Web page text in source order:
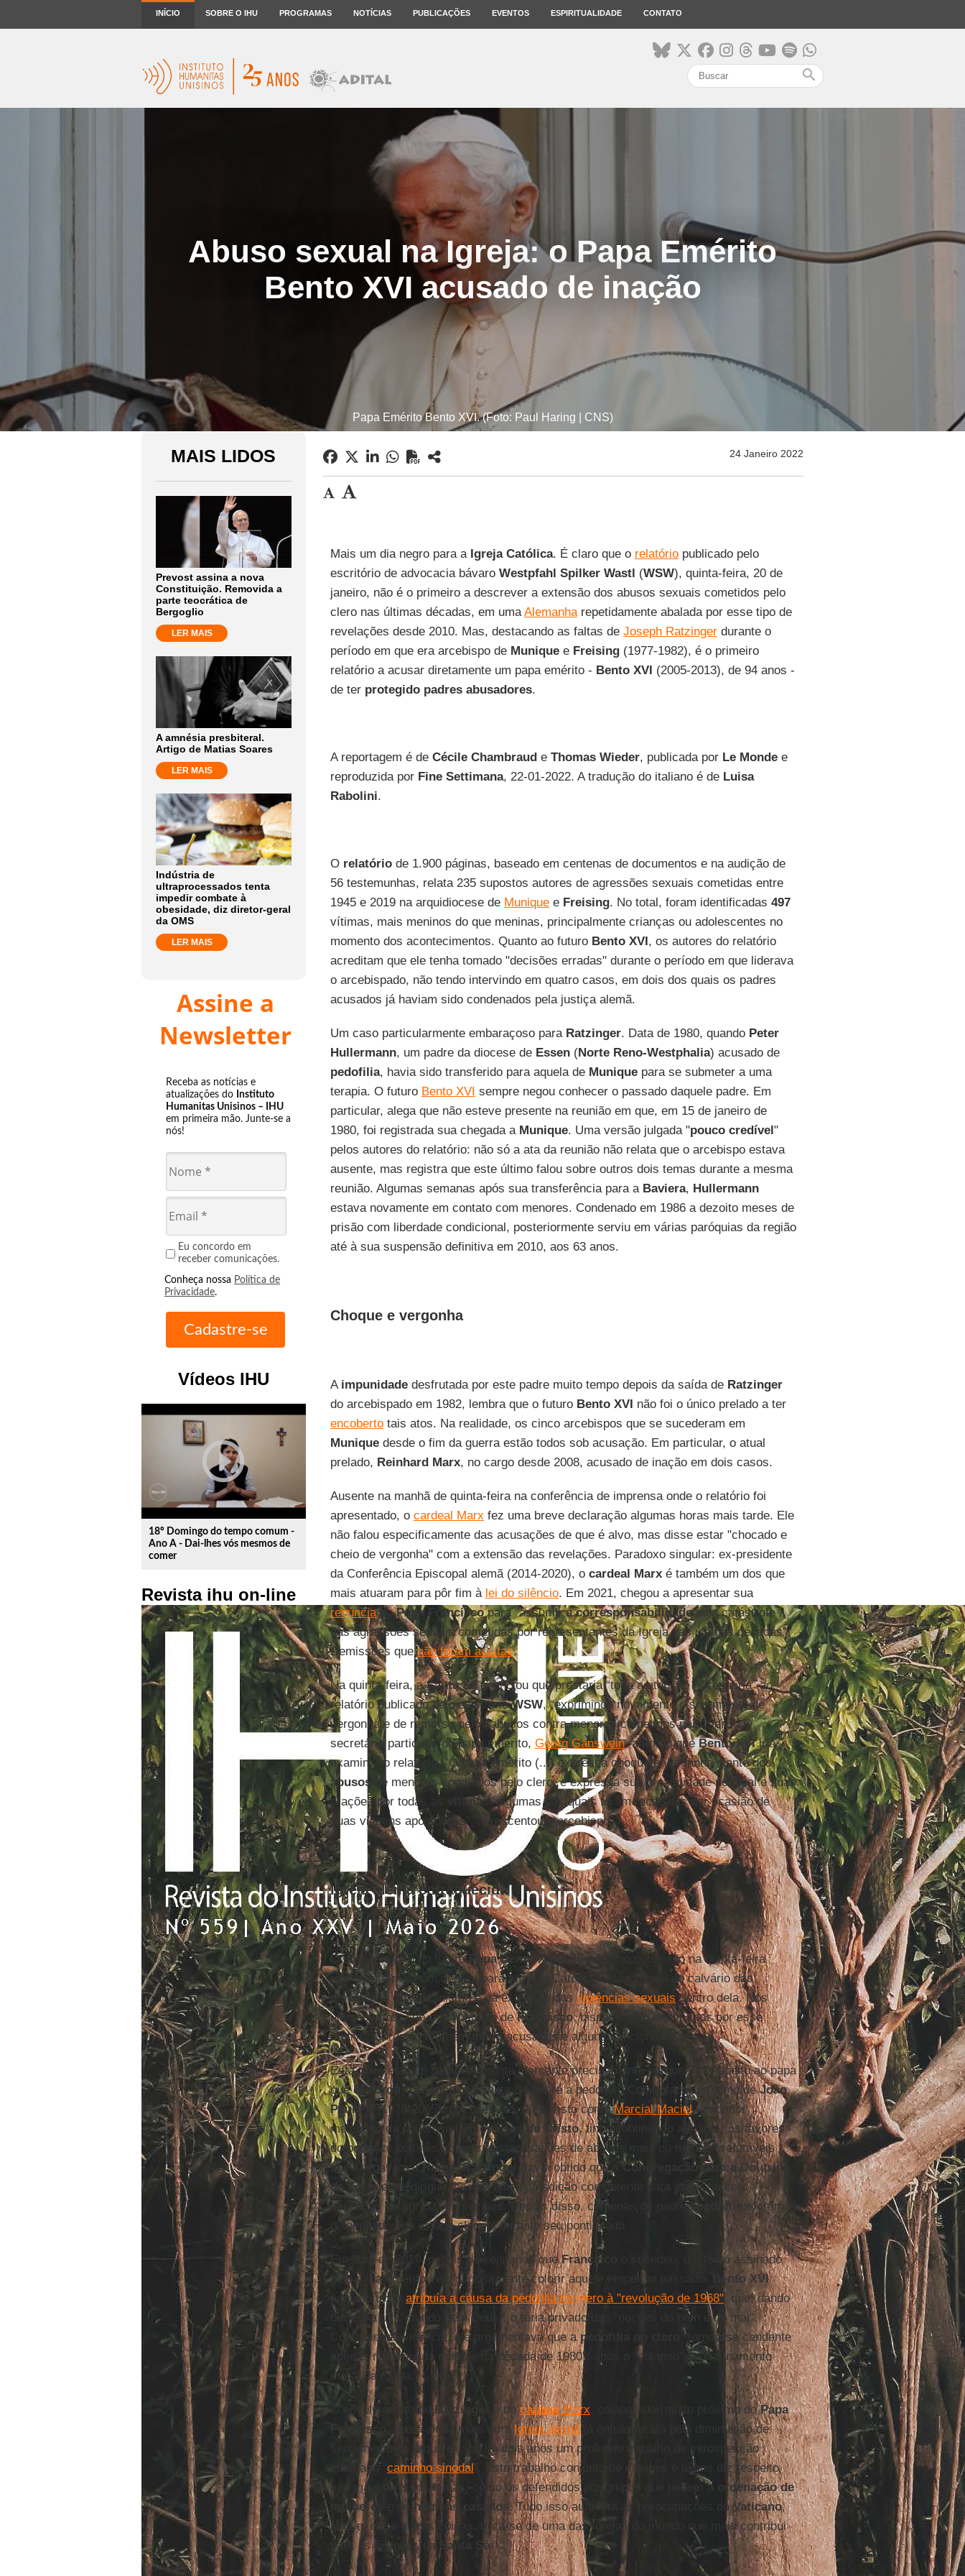
INÍCIO SOBRE O IHU PROGRAMAS NOTÍCIAS PUBLICAÇÕES EVENTOS ESPIRITUALIDADE CONTATO
search
Abuso sexual na Igreja: o Papa Emérito
Bento XVI acusado de inação
Papa Emérito Bento XVI. (Foto: Paul Haring | CNS)
MAIS LIDOS
Prevost assina a nova
Constituição. Removida a
parte teocrática de
Bergoglio
LER MAIS
A amnésia presbiteral.
Artigo de Matias Soares
LER MAIS
Indústria de
ultraprocessados tenta
impedir combate à
obesidade, diz diretor-geral
da OMS
LER MAIS
Assine a
Newsletter
Receba as notícias e
atualizações do Instituto
Humanitas Unisinos – IHU
em primeira mão. Junte-se a
nós!
Eu concordo em
receber comunicações.
Conheça nossa Política de
Privacidade.
Vídeos IHU
play_circle_outline
18º Domingo do tempo comum -
Ano A - Dai-lhes vós mesmos de
comer
Revista ihu on-line
24 Janeiro 2022
Mais um dia negro para a Igreja Católica. É claro que o relatóriopublicado pelo
escritório de advocacia bávaro Westpfahl Spilker Wastl (WSW), quinta-feira, 20 de
janeiro, não é o primeiro a descrever a extensão dos abusos sexuais cometidos pelo
clero nas últimas décadas, em umaAlemanharepetidamente abalada por esse tipo de
revelações desde 2010. Mas, destacando as faltas de Joseph Ratzingerdurante o
período em que era arcebispo de Muniquee Freising(1977-1982), é o primeiro
relatório a acusar diretamente um papa emérito - Bento XVI (2005-2013), de 94 anos -
de ter protegido padres abusadores.
A reportagem é de Cécile Chambraude Thomas Wieder, publicada por Le Mondee
reproduzida por Fine Settimana, 22-01-2022. A tradução do italiano é de Luisa
Rabolini.
O relatóriode 1.900 páginas, baseado em centenas de documentos e na audição de
56 testemunhas, relata 235 supostos autores de agressões sexuais cometidas entre
1945 e 2019 na arquidiocese de Muniquee Freising. No total, foram identificadas 497
vítimas, mais meninos do que meninas, principalmente crianças ou adolescentes no
momento dos acontecimentos. Quanto ao futuro Bento XVI, os autores do relatório
acreditam que ele tenha tomado "decisões erradas" durante o período em que liderava
o arcebispado, não tendo intervindo em quatro casos, em dois dos quais os padres
acusados já haviam sido condenados pela justiça alemã.
Um caso particularmente embaraçoso para Ratzinger. Data de 1980, quando Peter
Hullermann, um padre da diocese de Essen(Norte Reno-Westphalia) acusado de
pedofilia, havia sido transferido para aquela de Muniquepara se submeter a uma
terapia. O futuro Bento XVI sempre negou conhecer o passado daquele padre. Em
particular, alega que não esteve presente na reunião em que, em 15 de janeiro de
1980, foi registrada sua chegada a Munique. Uma versão julgada "pouco credível"
pelos autores do relatório: não só a ata da reunião não relata que o arcebispo estava
ausente, mas registra que este último falou sobre outros dois temas durante a mesma
reunião. Algumas semanas após sua transferência para a Baviera, Hullermann
estava novamente em contato com menores. Condenado em 1986 a dezoito meses de
prisão com liberdade condicional, posteriormente serviu em várias paróquias da região
até à sua suspensão definitiva em 2010, aos 63 anos.
Choque e vergonha
A impunidadedesfrutada por este padre muito tempo depois da saída de Ratzinger
do arcebispado em 1982, lembra que o futuro Bento XVI não foi o único prelado a ter
encobertotais atos. Na realidade, os cinco arcebispos que se sucederam em
Muniquedesde o fim da guerra estão todos sob acusação. Em particular, o atual
prelado, Reinhard Marx, no cargo desde 2008, acusado de inação em dois casos.
Ausente na manhã de quinta-feira na conferência de imprensa onde o relatório foi
apresentado, o cardeal Marx fez uma breve declaração algumas horas mais tarde. Ele
não falou especificamente das acusações de que é alvo, mas disse estar "chocado e
cheio de vergonha" com a extensão das revelações. Paradoxo singular: ex-presidente
da Conferência Episcopal alemã (2014-2020), o cardeal Marxé também um dos que
mais atuaram para pôr fim à lei do silêncio. Em 2021, chegou a apresentar sua
renúnciaaoPapa Franciscopara "assumir acorresponsabilidadepela catástrofe
das agressões sexuais cometidas por representantes da Igreja nas últimas décadas".
Demissões quenão foram aceitas.
Na quinta-feira, aSanta Séanunciou que prestaria “toda a atenção necessária” ao
relatório publicado pelo escritórioWSW, “exprimindo novamente o sentimento de
vergonha e de remorso pelos abusos contra menores cometidos pelo clero”. O
secretário particular do papa emérito, Georg Gänswein, afirmou queBento XVIiria
examinar o relatório. "O papa emérito (...) expressa choque e vergonha diante dos
abusosde menores cometidos pelo clero, e expressa sua proximidade pessoal e suas
orações por todas as
vítimas, algumas das quais foram recebidas por ocasião de
suas viagens apostólicas”, acrescentou o arcebispo.
Igreja alemã enfraquecida
O envolvimento do futuroPapa Bento XVI
pelo relatório publicado na quinta-feira
representa mais um degrau para a Igreja Católica nesta subida ao calvário das
revelações do mecanismo e da extensão dasviolências sexuaisdentro dela. Nos
últimos anos, sob o pontificado deFrancisco, bispos foram destituídos por esse
motivo. Cardeais também foram acusados e alguns sancionados.
Esta nova etapa é particularmente marcante precisamente porque diz respeito ao papa
quequebrou o silêncioda Santa Sé sobre a pedofilia. Colaborador próximo deJoão
Paulo II
(1978-2005), por exemplo, tinha visto comoMarcial Maciel, fundador
mexicano da poderosa Legionários de Cristo, tinha continuado a manter os favores
do pontífice polonês, apesar das acusações de abusos mais ou menos irrefutáveis
que chegavam aRoma.Ratzinger havia obtido que aCongregação para a Doutrina
da Fé
, que ele dirigia, fosse a única jurisdição competente para julgar padres
acusados de agressões sexuais. Depois disso, centenas de padrespedófilosforam
dispensados do estado clerical durante seu pontificado.
Em abril de 2019, depois de seis anos queFrancisco
o sucedeu, um texto assinado
pelo papa emérito veio curiosamente colorir aquele empenho passado.
Bento XVI
naquele texto atribuía a causa da pedofilia no clero à "revolução de 1968", que, dando
origem a um "mundo sem Deus", o teria privado das "noções do bem e do mal".
Contra toda evidência, ele argumentava que apedofilia no clero
"tornou-se candente
apenas na segunda metade da década de 1980", após o "colapso" do ensinamento
moral da Igreja.
O envolvimento de Ratzinger e docardeal Marx , colaborador muito próximo doPapa
Francisco
, abala ainda mais uma Igreja alemãjá enfraquecida pela diminuição de
seus membros e que iniciou há dois anos um profundo trabalho de introspecção
chamado " caminho sinodal ". Este trabalho conjunto de clérigos e leigos diz respeito
aos mais diversos temas, como os defendidos por grupos que pedem a
ordenação de
mulheres
e de homens casados. Tudo isso aumenta as preocupações doVaticano,
já que, entre outras coisas, trata-se de uma das Igrejas do mundo que mais contribui
para as finanças da
Santa Sé.